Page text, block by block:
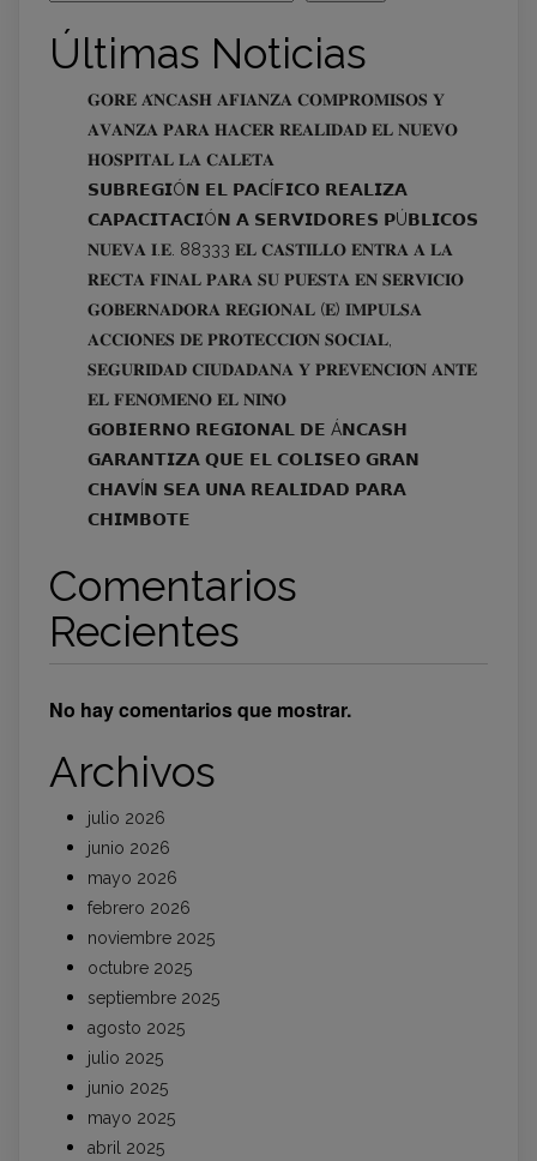
Últimas Noticias
𝐆𝐎𝐑𝐄 𝐀́𝐍𝐂𝐀𝐒𝐇 𝐀𝐅𝐈𝐀𝐍𝐙𝐀 𝐂𝐎𝐌𝐏𝐑𝐎𝐌𝐈𝐒𝐎𝐒 𝐘
𝐀𝐕𝐀𝐍𝐙𝐀 𝐏𝐀𝐑𝐀 𝐇𝐀𝐂𝐄𝐑 𝐑𝐄𝐀𝐋𝐈𝐃𝐀𝐃 𝐄𝐋 𝐍𝐔𝐄𝐕𝐎
𝐇𝐎𝐒𝐏𝐈𝐓𝐀𝐋 𝐋𝐀 𝐂𝐀𝐋𝐄𝐓𝐀
𝗦𝗨𝗕𝗥𝗘𝗚𝗜Ó𝗡 𝗘𝗟 𝗣𝗔𝗖Í𝗙𝗜𝗖𝗢 𝗥𝗘𝗔𝗟𝗜𝗭𝗔
𝗖𝗔𝗣𝗔𝗖𝗜𝗧𝗔𝗖𝗜Ó𝗡 𝗔 𝗦𝗘𝗥𝗩𝗜𝗗𝗢𝗥𝗘𝗦 𝗣Ú𝗕𝗟𝗜𝗖𝗢𝗦
𝐍𝐔𝐄𝐕𝐀 𝐈.𝐄. 88333 𝐄𝐋 𝐂𝐀𝐒𝐓𝐈𝐋𝐋𝐎 𝐄𝐍𝐓𝐑𝐀 𝐀 𝐋𝐀
𝐑𝐄𝐂𝐓𝐀 𝐅𝐈𝐍𝐀𝐋 𝐏𝐀𝐑𝐀 𝐒𝐔 𝐏𝐔𝐄𝐒𝐓𝐀 𝐄𝐍 𝐒𝐄𝐑𝐕𝐈𝐂𝐈𝐎
𝐆𝐎𝐁𝐄𝐑𝐍𝐀𝐃𝐎𝐑𝐀 𝐑𝐄𝐆𝐈𝐎𝐍𝐀𝐋 (𝐄) 𝐈𝐌𝐏𝐔𝐋𝐒𝐀
𝐀𝐂𝐂𝐈𝐎𝐍𝐄𝐒 𝐃𝐄 𝐏𝐑𝐎𝐓𝐄𝐂𝐂𝐈𝐎́𝐍 𝐒𝐎𝐂𝐈𝐀𝐋,
𝐒𝐄𝐆𝐔𝐑𝐈𝐃𝐀𝐃 𝐂𝐈𝐔𝐃𝐀𝐃𝐀𝐍𝐀 𝐘 𝐏𝐑𝐄𝐕𝐄𝐍𝐂𝐈𝐎́𝐍 𝐀𝐍𝐓𝐄
𝐄𝐋 𝐅𝐄𝐍𝐎́𝐌𝐄𝐍𝐎 𝐄𝐋 𝐍𝐈𝐍̃𝐎
𝗚𝗢𝗕𝗜𝗘𝗥𝗡𝗢 𝗥𝗘𝗚𝗜𝗢𝗡𝗔𝗟 𝗗𝗘 Á𝗡𝗖𝗔𝗦𝗛
𝗚𝗔𝗥𝗔𝗡𝗧𝗜𝗭𝗔 𝗤𝗨𝗘 𝗘𝗟 𝗖𝗢𝗟𝗜𝗦𝗘𝗢 𝗚𝗥𝗔𝗡
𝗖𝗛𝗔𝗩Í𝗡 𝗦𝗘𝗔 𝗨𝗡𝗔 𝗥𝗘𝗔𝗟𝗜𝗗𝗔𝗗 𝗣𝗔𝗥𝗔
𝗖𝗛𝗜𝗠𝗕𝗢𝗧𝗘
Comentarios
Recientes
No hay comentarios que mostrar.
Archivos
julio 2026
junio 2026
mayo 2026
febrero 2026
noviembre 2025
octubre 2025
septiembre 2025
agosto 2025
julio 2025
junio 2025
mayo 2025
abril 2025